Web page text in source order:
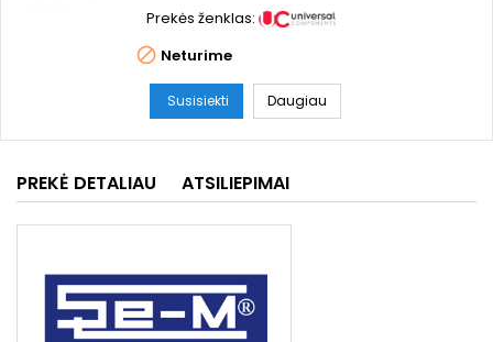
Prekės ženklas:
 Neturime
Susisiekti Daugiau
PREKĖ DETALIAU ATSILIEPIMAI